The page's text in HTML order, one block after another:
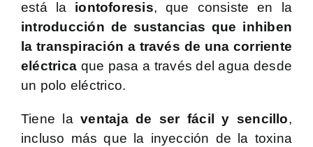
está la iontoforesis, que consiste en la
introducción de sustancias que inhiben
la transpiración a través de una corriente
eléctrica que pasa a través del agua desde
un polo eléctrico.
Tiene laventaja de ser fácil y sencillo,
incluso más que la inyección de la toxina